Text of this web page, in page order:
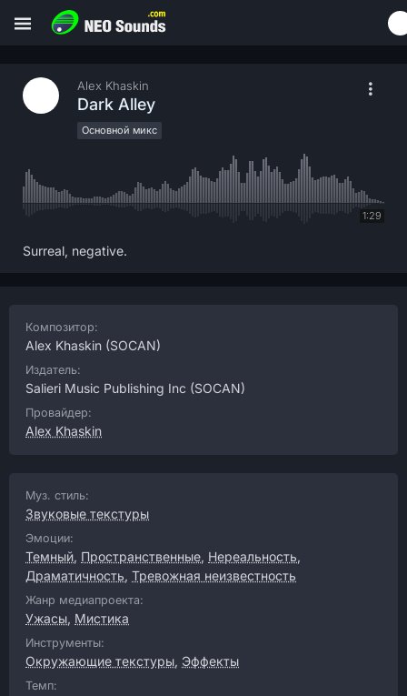
Alex Khaskin
Dark Alley
Основной микс
1:29
Surreal, negative.
Композитор:
Alex Khaskin (SOCAN)
Издатель:
Salieri Music Publishing Inc (SOCAN)
Провайдер:
Alex Khaskin
Муз. стиль:
Звуковые текстуры
Эмоции:
Темный, Пространственные, Нереальность,
Драматичность, Тревожная неизвестность
Жанр медиапроекта:
Ужасы, Мистика
Инструменты:
Окружающие текстуры, Эффекты
Темп: